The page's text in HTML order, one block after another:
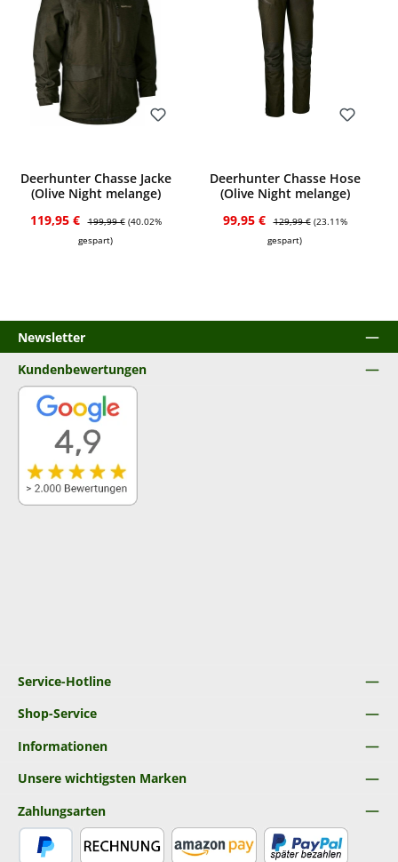
Deerhunter Chasse Jacke
(Olive Night melange)
Verkaufspreis:
119,95 € Regulärer Preis:
199,99 € (40.02%
gespart)
Deerhunter Chasse Hose
(Olive Night melange)
Verkaufspreis:
99,95 € Regulärer Preis:
129,99 € (23.11%
gespart)
Newsletter
Service-Hotline
Shop-Service
Informationen
Unsere wichtigsten Marken
Kundenbewertungen
Zahlungsarten